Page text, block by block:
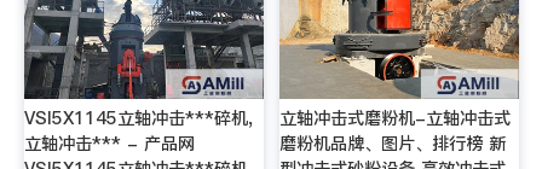
VSI5X1145立轴冲击***碎机,
立轴冲击*** - 产品网
立轴冲击式磨粉机-立轴冲击式
磨粉机品牌、图片、排行榜 新